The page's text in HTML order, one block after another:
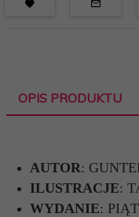
OPIS PRODUKTU
AUTOR:
ILUSTRACJE:
WYDANIE: